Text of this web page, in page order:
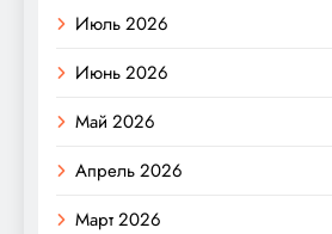
Июль 2026
Июнь 2026
Май 2026
Апрель 2026
Март 2026